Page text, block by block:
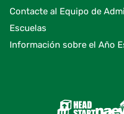
Contacte al Equipo de
Escuelas
Información sobre el Año